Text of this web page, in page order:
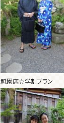
祗園店☆学割プラン